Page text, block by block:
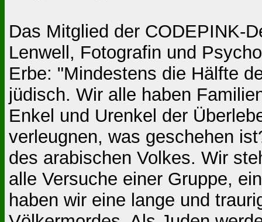
Das Mitglied der CODEPINK-
Lenwell, Fotografin und
Erbe: "Mindestens die Hälfte
jüdisch. Wir alle haben
Enkel und Urenkel der
verleugnen, was geschehen
des arabischen Volkes. Wir
alle Versuche einer Gruppe,
haben wir eine lange und